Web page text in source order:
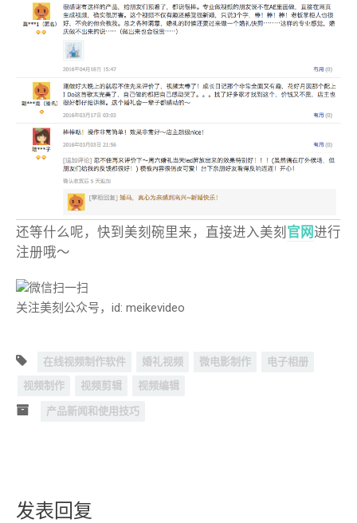
还等什么呢，快到美刻碗里来，直接进入美刻 官网进行
注册哦～
微信扫一扫
关注美刻公众号，id: meikevideo
在线视频制作软件 婚礼视频 微电影制作
电子相册
视频制作
视频剪辑 视频编辑
产品新闻和使用技巧
发表回复